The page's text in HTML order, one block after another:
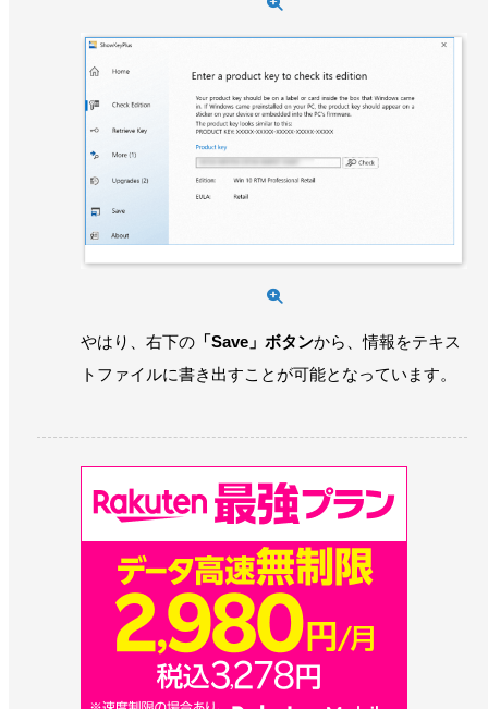
やはり、右下の 「Save」ボタンから、情報をテキス
トファイルに書き出すことが可能となっています。